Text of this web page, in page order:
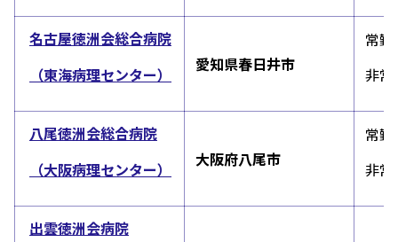
名古屋徳洲会総合病院
（東海病理センター）
愛知県春日井市
常
非常
八尾徳洲会総合病院
（大阪病理センター）
大阪府八尾市
常
非常
出雲徳洲会病院